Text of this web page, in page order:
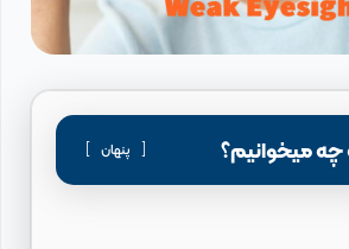
چه میخوانیم؟ پنهان